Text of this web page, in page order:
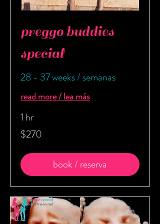
preggo buddies
special
28 - 37 weeks / semanas
read more / lea más
1 hr
270
US
dollars
$270
book / reserva